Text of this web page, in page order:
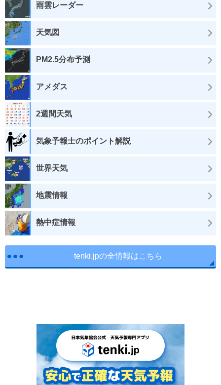
雨雲レーダー
天気図
PM2.5分布予測
アメダス
2週間天気
気象予報士のポイント解説
世界天気
地震情報
熱中症情報
tenki.jpの全情報はこちら